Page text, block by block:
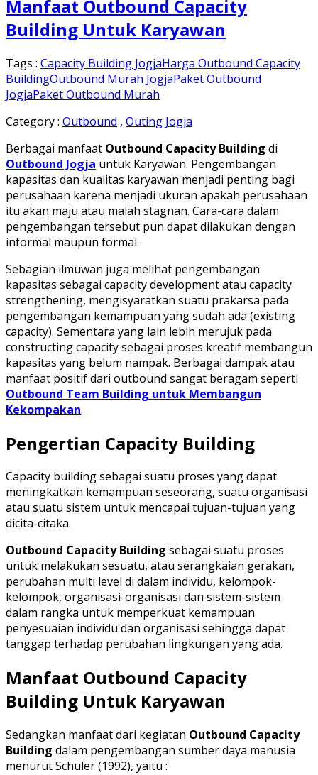
Manfaat Outbound Capacity
Building Untuk Karyawan
Tags : Capacity Building JogjaHarga Outbound Capacity
BuildingOutbound Murah JogjaPaket Outbound
JogjaPaket Outbound Murah
Category : Outbound , Outing Jogja
Berbagai manfaat Outbound Capacity Building di
Outbound Jogja untuk Karyawan. Pengembangan
kapasitas dan kualitas karyawan menjadi penting bagi
perusahaan karena menjadi ukuran apakah perusahaan
itu akan maju atau malah stagnan. Cara-cara dalam
pengembangan tersebut pun dapat dilakukan dengan
informal maupun formal.
Sebagian ilmuwan juga melihat pengembangan
kapasitas sebagai capacity development atau capacity
strengthening, mengisyaratkan suatu prakarsa pada
pengembangan kemampuan yang sudah ada (existing
capacity). Sementara yang lain lebih merujuk pada
constructing capacity sebagai proses kreatif membangun
kapasitas yang belum nampak. Berbagai dampak atau
manfaat positif dari outbound sangat beragam seperti
Outbound Team Building untuk Membangun
Kekompakan.
Pengertian Capacity Building
Capacity building sebagai suatu proses yang dapat
meningkatkan kemampuan seseorang, suatu organisasi
atau suatu sistem untuk mencapai tujuan-tujuan yang
dicita-citaka.
Outbound Capacity Building sebagai suatu proses
untuk melakukan sesuatu, atau serangkaian gerakan,
perubahan multi level di dalam individu, kelompok-
kelompok, organisasi-organisasi dan sistem-sistem
dalam rangka untuk memperkuat kemampuan
penyesuaian individu dan organisasi sehingga dapat
tanggap terhadap perubahan lingkungan yang ada.
Manfaat Outbound Capacity
Building Untuk Karyawan
Sedangkan manfaat dari kegiatan Outbound Capacity
Building dalam pengembangan sumber daya manusia
menurut Schuler (1992), yaitu :